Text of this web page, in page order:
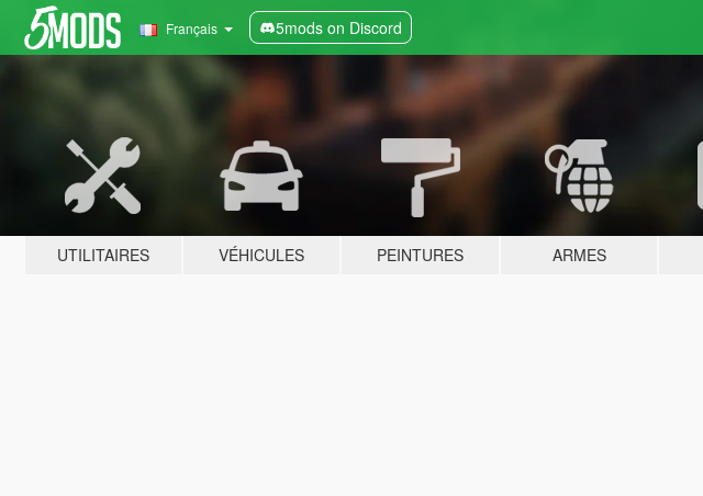
Français 5mods on Discord
UTILITAIRES VÉHICULES PEINTURES ARMES